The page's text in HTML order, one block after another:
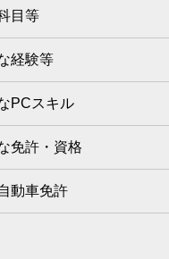
目等
経験等
PCスキル
免許・資格
動車免許